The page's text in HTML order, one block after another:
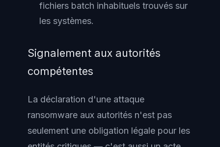
fichiers batch inhabituels trouvés sur
les systèmes.
Signalement aux autorités
compétentes
La déclaration d'une attaque
ransomware aux autorités n'est pas
seulement une obligation légale pour les